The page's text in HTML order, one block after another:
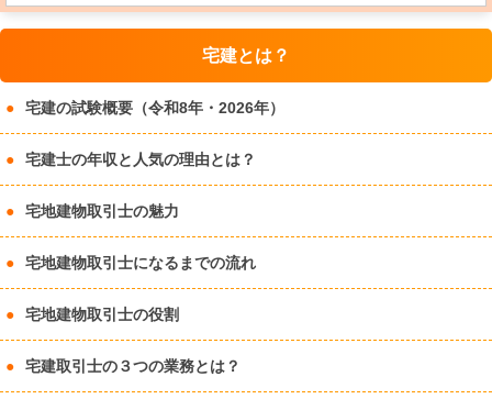
宅建とは？
宅建の試験概要（令和8年・2026年）
宅建士の年収と人気の理由とは？
宅地建物取引士の魅力
宅地建物取引士になるまでの流れ
宅地建物取引士の役割
宅建取引士の３つの業務とは？